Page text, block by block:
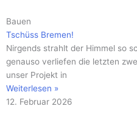
Bauen
Tschüss Bremen!
Nirgends strahlt der Himmel so
genauso verliefen die letzten
unser Projekt in
Weiterlesen »
12. Februar 2026